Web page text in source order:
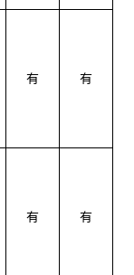
有 有
有 有